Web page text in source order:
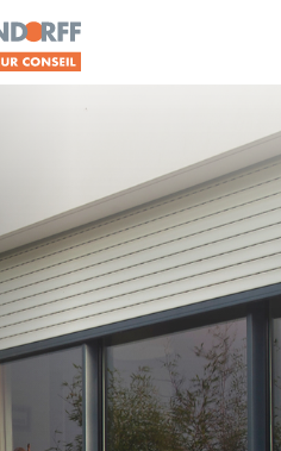
PME proche de
votre référent Volet